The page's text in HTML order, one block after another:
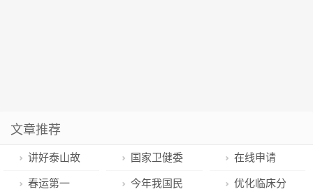
文章推荐
讲好泰山故
事 增强中华文
国家卫健委
刚刚通知
在线申请
2022工资补
春运第一 今年我国民 优化临床分